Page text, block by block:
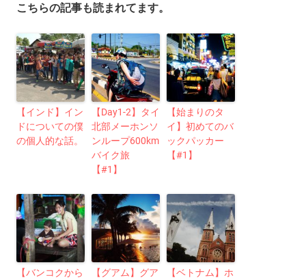
ゲ
ー
シ
ョ
ン
こちらの記事も読まれてます。
【インド】イン
ドについての僕
の個人的な話。
【Day1-2】タイ
北部メーホンソ
ンループ600km
バイク旅
【#1】
【始まりのタ
イ】初めてのバ
ックパッカー
【#1】
【バンコクから
【グアム】グア
【ベトナム】ホ